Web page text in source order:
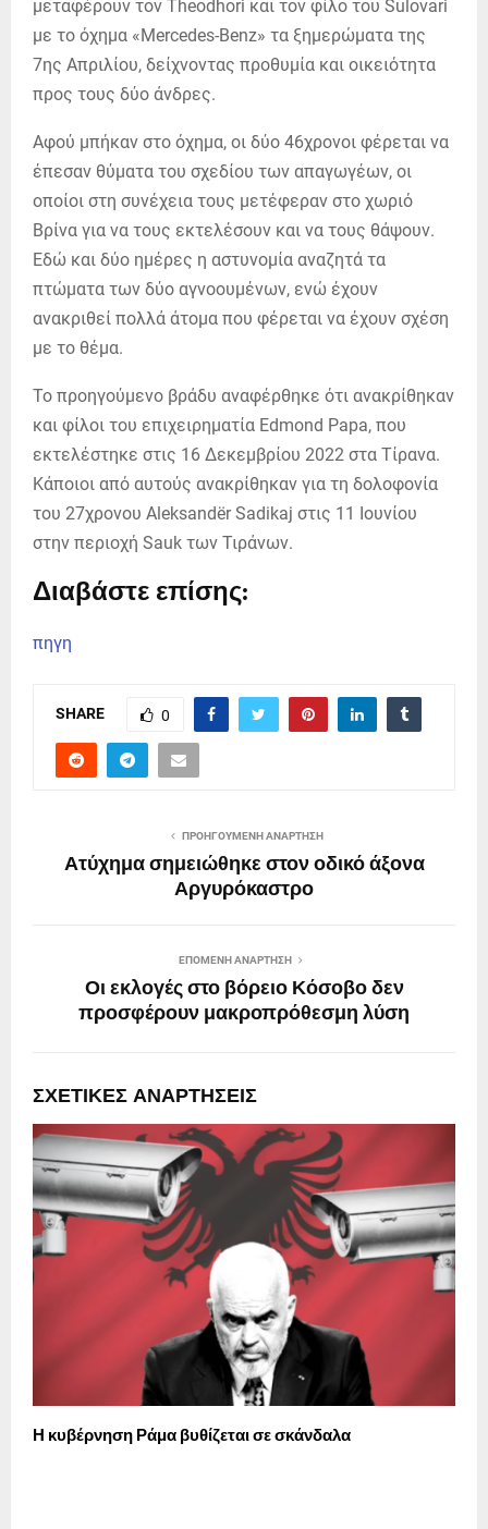
μεταφέρουν τον Theodhori και τον φίλο του Sulovari
με το όχημα «Mercedes-Benz» τα ξημερώματα της
7ης Απριλίου, δείχνοντας προθυμία και οικειότητα
προς τους δύο άνδρες.
Αφού μπήκαν στο όχημα, οι δύο 46χρονοι φέρεται να
έπεσαν θύματα του σχεδίου των απαγωγέων, οι
οποίοι στη συνέχεια τους μετέφεραν στο χωριό
Βρίνα για να τους εκτελέσουν και να τους θάψουν.
Εδώ και δύο ημέρες η αστυνομία αναζητά τα
πτώματα των δύο αγνοουμένων, ενώ έχουν
ανακριθεί πολλά άτομα που φέρεται να έχουν σχέση
με το θέμα.
Το προηγούμενο βράδυ αναφέρθηκε ότι ανακρίθηκαν
και φίλοι του επιχειρηματία Edmond Papa, που
εκτελέστηκε στις 16 Δεκεμβρίου 2022 στα Τίρανα.
Κάποιοι από αυτούς ανακρίθηκαν για τη δολοφονία
του 27χρονου Aleksandër Sadikaj στις 11 Ιουνίου
στην περιοχή Sauk των Τιράνων.
Διαβάστε επίσης:
πηγη
SHARE 0
ΠΡΟΗΓΟΎΜΕΝΗ ΑΝΆΡΤΗΣΗ
Ατύχημα σημειώθηκε στον οδικό άξονα
Αργυρόκαστρο
ΕΠΌΜΕΝΗ ΑΝΆΡΤΗΣΗ
Οι εκλογές στο βόρειο Κόσοβο δεν
προσφέρουν μακροπρόθεσμη λύση
ΣΧΕΤΙΚΈΣ ΑΝΑΡΤΉΣΕΙΣ
Η κυβέρνηση Ράμα βυθίζεται σε σκάνδαλα